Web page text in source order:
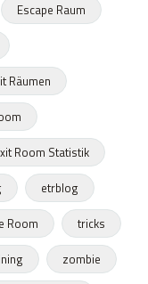
Escape Raum
Räumen
Room Statistik
etrblog
Room
tricks
zombie